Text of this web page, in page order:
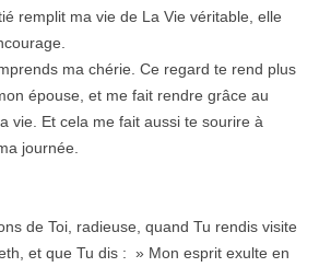
remplit ma vie de La Vie véritable, elle
ma chérie. Ce regard te rend plus
épouse, et me fait rendre grâce au
vie. Et cela me fait aussi te sourire à
journée.
de Toi, radieuse, quand Tu rendis visite
et que Tu dis : » Mon esprit exulte en